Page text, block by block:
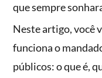
que sempre
Neste artigo, você
funciona o
públicos: o que é,